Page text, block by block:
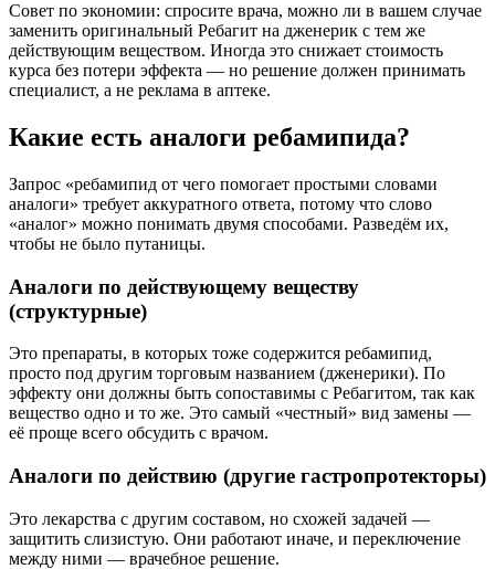
Совет по экономии: спросите врача, можно ли в вашем случае
заменить оригинальный Ребагит на дженерик с тем же
действующим веществом. Иногда это снижает стоимость
курса без потери эффекта — но решение должен принимать
специалист, а не реклама в аптеке.
Какие есть аналоги ребамипида?
Запрос «ребамипид от чего помогает простыми словами
аналоги» требует аккуратного ответа, потому что слово
«аналог» можно понимать двумя способами. Разведём их,
чтобы не было путаницы.
Аналоги по действующему веществу
(структурные)
Это препараты, в которых тоже содержится ребамипид,
просто под другим торговым названием (дженерики). По
эффекту они должны быть сопоставимы с Ребагитом, так как
вещество одно и то же. Это самый «честный» вид замены —
её проще всего обсудить с врачом.
Аналоги по действию (другие гастропротекторы)
Это лекарства с другим составом, но схожей задачей —
защитить слизистую. Они работают иначе, и переключение
между ними — врачебное решение.